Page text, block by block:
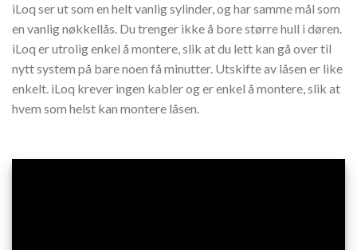
iLoq ser ut som en helt vanlig sylinder, og har samme mål som
en vanlig nøkkellås. Du trenger ikke å bore større hull i døren.
iLoq er utrolig enkel å montere, slik at du lett kan gå over til
nytt system på bare noen få minutter. Utskifte av låsen er like
enkelt. iLoq krever ingen kabler og er enkel å montere, slik at
hvem som helst kan montere låsen.